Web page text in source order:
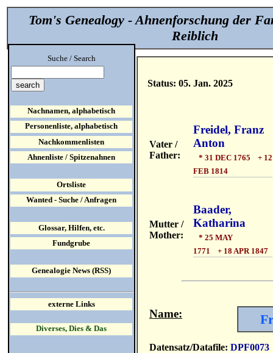
Tom's Genealogy - Ahnenforschung der
Reiblich
Status: 05. Jan. 2025
Vater /
Father:
Freidel, Franz
Anton
* 31 DEC 1765 + 12
FEB 1814
Mutter /
Mother:
Baader,
Katharina
* 25 MAY
1771 + 18 APR 1847
Name:
Datensatz/Datafile: DPF0073
Suche / Search
Nachnamen, alphabetisch
Personenliste, alphabetisch
Nachkommenlisten
Ahnenliste / Spitzenahnen
Ortsliste
Wanted - Suche / Anfragen
Glossar, Hilfen, etc.
Fundgrube
Genealogie News (RSS)
externe Links
Diverses, Dies & Das